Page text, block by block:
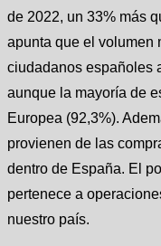
de 2022, un 33% más
apunta que el volumen
ciudadanos españoles
aunque la mayoría de
Europea (92,3%).
provienen de las
dentro de España. El
pertenece a
nuestro país.